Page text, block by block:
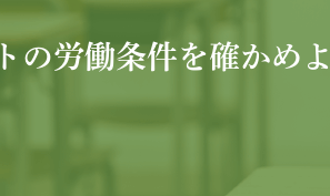
の労働条件を確かめ